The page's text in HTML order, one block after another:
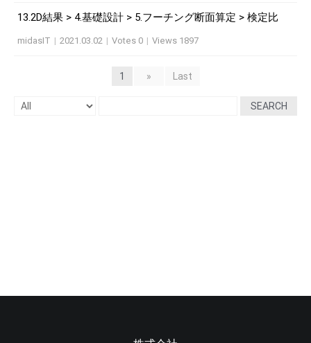
13.2D結果 > 4.基礎設計 > 5.フーチング断面算定 > 検定比
midasIT | 2021.03.02 | Votes 0 | Views 1897
1 » Last
SEARCH